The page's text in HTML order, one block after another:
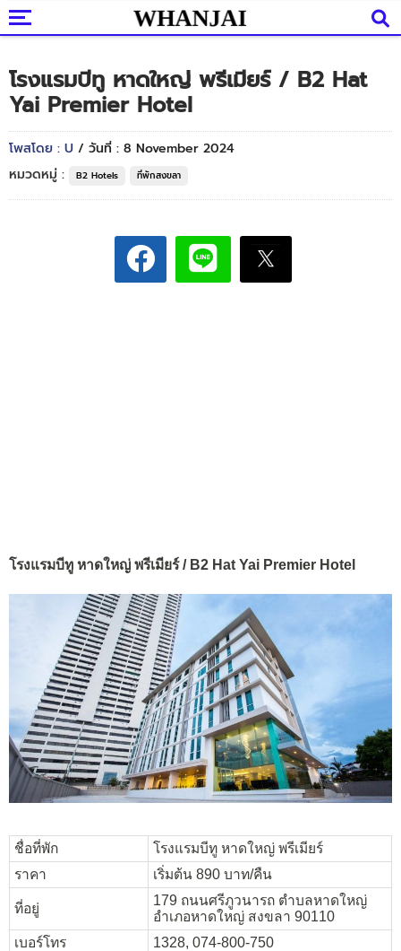
โรงแรมบีทู หาดใหญ่ พรีเมียร์ / B2 Hat
Yai Premier Hotel
โพสโดย : U / วันที่ : 8 November 2024
หมวดหมู่ :
B2 Hotels ที่พักสงขลา
โรงแรมบีทู หาดใหญ่ พรีเมียร์ / B2 Hat Yai Premier Hotel
ชื่อที่พัก
โรงแรมบีทู หาดใหญ่ พรีเมียร์
ราคา
เริ่มต้น 890 บาท/คืน
ที่อยู่
179 ถนนศรีภูวนารถ ตำบลหาดใหญ่
อำเภอหาดใหญ่ สงขลา 90110
เบอร์โทร
1328, 074-800-750